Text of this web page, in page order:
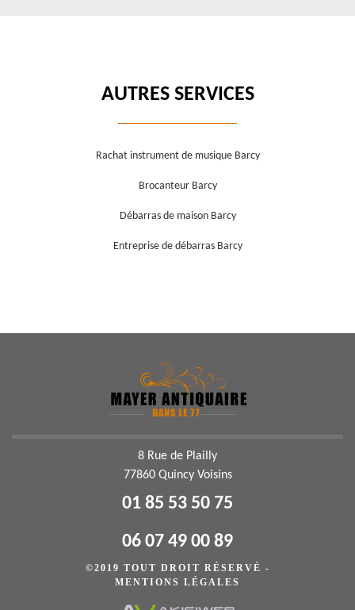
AUTRES SERVICES
Rachat instrument de musique Barcy
Brocanteur Barcy
Débarras de maison Barcy
Entreprise de débarras Barcy
8 Rue de Plailly
77860 Quincy Voisins
01 85 53 50 75
06 07 49 00 89
©2019 TOUT DROIT RÉSERVÉ -
MENTIONS LÉGALES